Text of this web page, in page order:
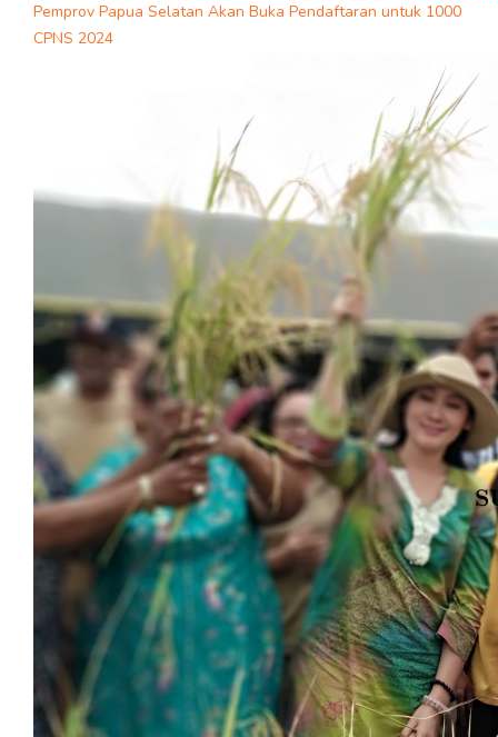
Pemprov Papua Selatan Akan Buka Pendaftaran untuk 1000
CPNS 2024